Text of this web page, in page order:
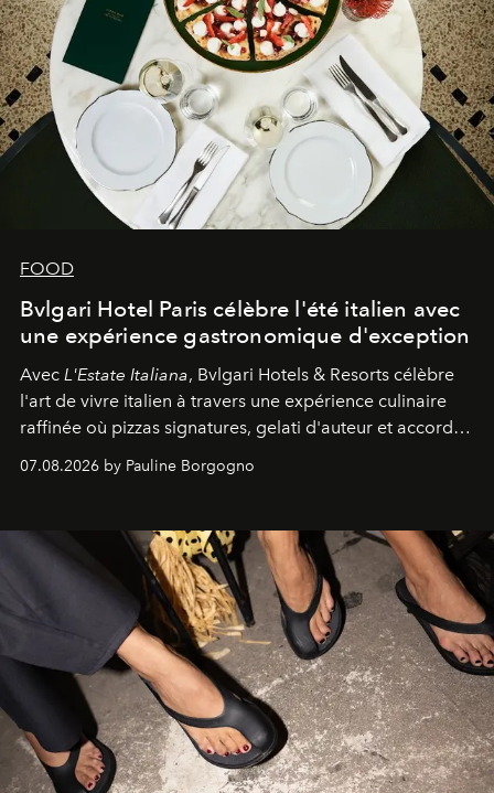
FOOD
Bvlgari Hotel Paris célèbre l'été italien avec
une expérience gastronomique d'exception
Avec L'Estate Italiana, Bvlgari Hotels & Resorts célèbre
l'art de vivre italien à travers une expérience culinaire
raffinée où pizzas signatures, gelati d'auteur et accords
d'exception composent un véritable voyage sensoriel.
07.08.2026 by Pauline Borgogno